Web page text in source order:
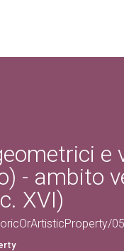
e
- ambito
XVI)